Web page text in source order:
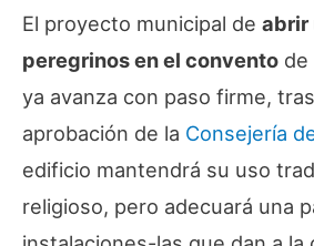
El proyecto municipal de abrir
peregrinos en el convento de
ya avanza con paso firme,
aprobación de la Consejería
edificio mantendrá su uso
religioso, pero adecuará una